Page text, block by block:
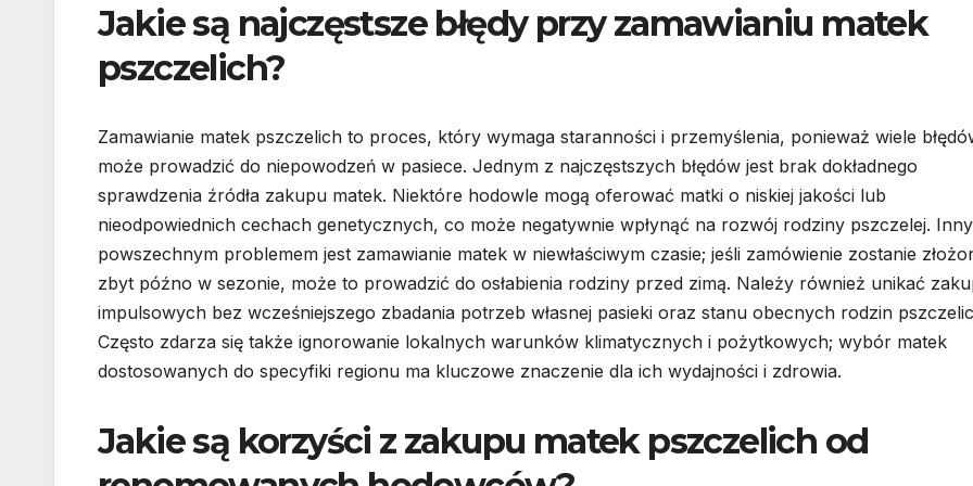
Jakie są najczęstsze błędy przy zamawianiu matek
pszczelich?
Zamawianie matek pszczelich to proces, który wymaga staranności i przemyślenia, ponieważ wiele
może prowadzić do niepowodzeń w pasiece. Jednym z najczęstszych błędów jest brak dokładnego
sprawdzenia źródła zakupu matek. Niektóre hodowle mogą oferować matki o niskiej jakości lub
nieodpowiednich cechach genetycznych, co może negatywnie wpłynąć na rozwój rodziny pszczelej.
powszechnym problemem jest zamawianie matek w niewłaściwym czasie; jeśli zamówienie zostanie
zbyt późno w sezonie, może to prowadzić do osłabienia rodziny przed zimą. Należy również unikać
impulsowych bez wcześniejszego zbadania potrzeb własnej pasieki oraz stanu obecnych rodzin
Często zdarza się także ignorowanie lokalnych warunków klimatycznych i pożytkowych; wybór matek
dostosowanych do specyfiki regionu ma kluczowe znaczenie dla ich wydajności i zdrowia.
Jakie są korzyści z zakupu matek pszczelich od